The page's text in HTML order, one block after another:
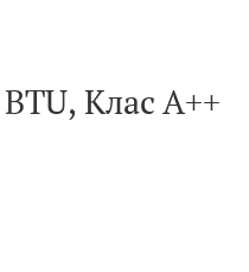
Клас А++